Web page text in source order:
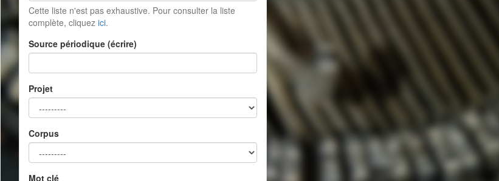
Cette liste n'est pas exhaustive. Pour consulter la liste
complète, cliquez ici.
Source périodique (écrire)
Projet
Corpus
Mot clé